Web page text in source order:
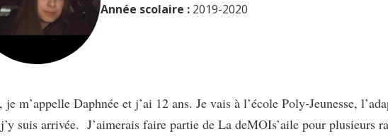
Année scolaire :2019-2020
je m’appelle Daphnée et j’ai 12 ans. Je vais à l’école Poly-Jeunesse,
suis arrivée. J’aimerais faire partie de La deMOIs’aile pour plusieurs